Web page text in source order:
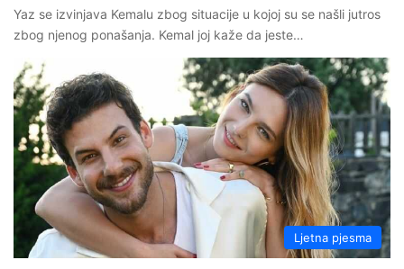
Yaz se izvinjava Kemalu zbog situacije u kojoj su se našli jutros
zbog njenog ponašanja. Kemal joj kaže da jeste…
Ljetna pjesma